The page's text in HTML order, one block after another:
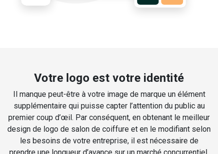
Votre logo est votre identité
Il manque peut-être à votre image de marque un élément
supplémentaire qui puisse capter l’attention du public au
premier coup d’œil. Par conséquent, en obtenant le meilleur
design de logo de salon de coiffure et en le modifiant selon
les besoins de votre entreprise, il est nécessaire de